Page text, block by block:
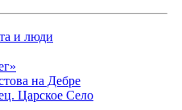
и люди
на Дебре
Царское Село